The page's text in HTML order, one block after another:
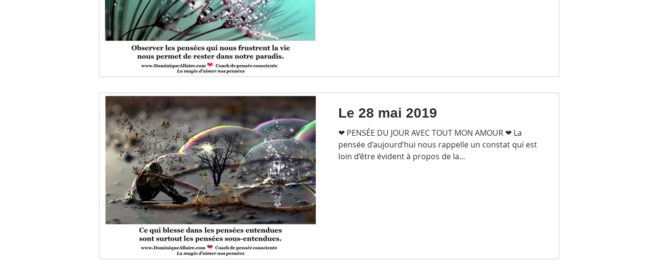
Le 28 mai 2019
❤ PENSÉE DU JOUR AVEC TOUT MON AMOUR ❤ La
pensée d’aujourd’hui nous rappelle un constat qui est
loin d’être évident à propos de la...